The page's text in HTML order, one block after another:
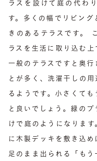
ラスを設けて庭の代わ
す。多くの幅でリビン
きのあるテラスです。
ラスを生活に取り込む上
一般のテラスですと奥
とが多く、洗濯干しの
るようです。小さくて
と良いでしょう。緑の
けで庭のようになりま
に木製デッキを敷き込
足のまま出られる「もう